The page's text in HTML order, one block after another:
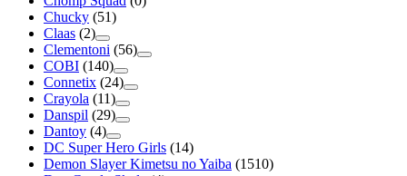
Chucky (51)
Claas (2)
Clementoni (56)
COBI (140)
Connetix (24)
Crayola (11)
Danspil (29)
Dantoy (4)
DC Super Hero Girls (14)
Demon Slayer Kimetsu no Yaiba (1510)